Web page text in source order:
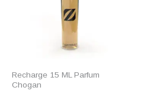
Recharge 15 ML Parfum
Chogan